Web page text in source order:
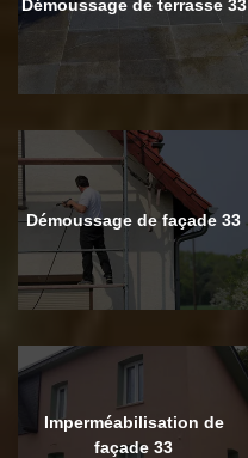
Démoussage de terrasse 33
Démoussage de façade 33
Imperméabilisation de
façade 33